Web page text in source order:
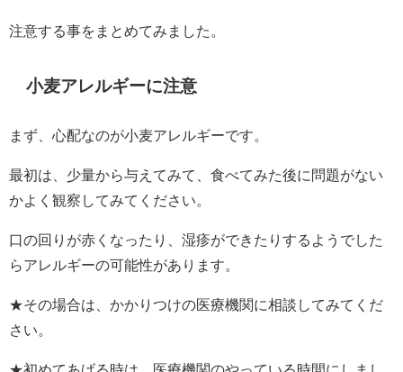
注意する事をまとめてみました。
小麦アレルギーに注意
まず、心配なのが小麦アレルギーです。
最初は、少量から与えてみて、食べてみた後に問題がない
かよく観察してみてください。
口の回りが赤くなったり、湿疹ができたりするようでした
らアレルギーの可能性があります。
★その場合は、かかりつけの医療機関に相談してみてくだ
さい。